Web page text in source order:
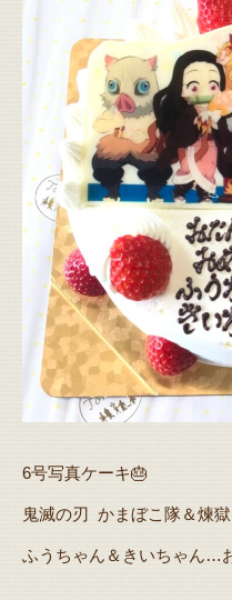
6号写真ケーキ🎂
鬼滅の刃 かまぼこ隊＆煉
ふうちゃん＆きいちゃん…